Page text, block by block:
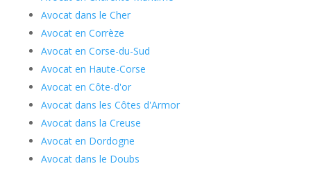
Avocat dans le Cher
Avocat en Corrèze
Avocat en Corse-du-Sud
Avocat en Haute-Corse
Avocat en Côte-d'or
Avocat dans les Côtes d'Armor
Avocat dans la Creuse
Avocat en Dordogne
Avocat dans le Doubs